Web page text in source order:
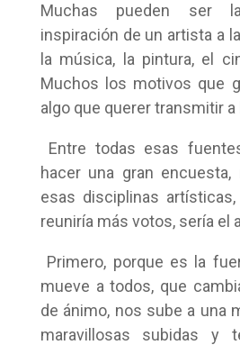
Muchas pueden ser
inspiración de un artista a
la música, la pintura, el
Muchos los motivos que
algo que querer transmitir
Entre todas esas
hacer una gran encuesta,
esas disciplinas
reuniría más votos, sería el
Primero, porque es la
mueve a todos, que
de ánimo, nos sube a una
maravillosas subidas y